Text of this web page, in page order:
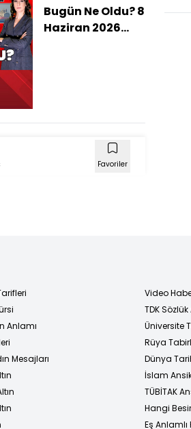
Bugün Ne Oldu? 8
Haziran 2026
günlük
CHP'de grup
Favoriler
Anlamı
Mesajları
Video
TDK
Üniversite
Rüya
Dünya
İslam
TÜBİTAK
Hangi
Eş